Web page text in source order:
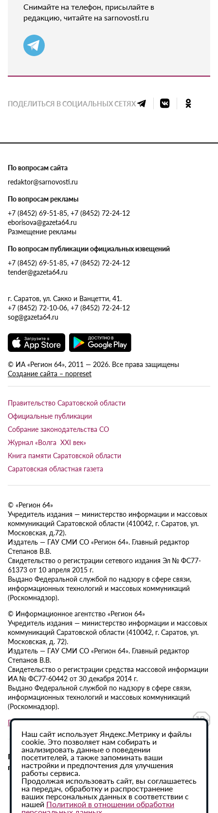
Снимайте на телефон, присылайте в
редакцию, читайте на sarnovosti.ru
ПОДЕЛИТЬСЯ В СОЦИАЛЬНЫХ СЕТЯХ
По вопросам сайта
redaktor@sarnovosti.ru
По вопросам рекламы
+7 (8452) 69-51-85, +7 (8452) 72-24-12
eborisova@gazeta64.ru
Размещение рекламы
По вопросам публикации официальных извещений
+7 (8452) 69-51-85, +7 (8452) 72-24-12
tender@gazeta64.ru
г. Саратов, ул. Сакко и Ванцетти, 41.
+7 (8452) 72-10-06, +7 (8452) 72-24-12
sog@gazeta64.ru
© ИА «Регион 64», 2011 — 2026. Все права защищены
Создание сайта – nopreset
Правительство Саратовской области
Официальные публикации
Собрание законодательства СО
Журнал «Волга XXI век»
Книга памяти Саратовской области
Саратовская областная газета
© «Регион 64»
Учредитель издания — министерство информации и массовых
коммуникаций Саратовской области (410042, г. Саратов, ул.
Московская, д.72).
Издатель — ГАУ СМИ СО «Регион 64». Главный редактор
Степанов В.В.
Свидетельство о регистрации сетевого издания Эл № ФС77-
61373 от 10 апреля 2015 г.
Выдано Федеральной службой по надзору в сфере связи,
информационных технологий и массовых коммуникаций
(Роскомнадзор).
© Информационное агентство «Регион 64»
Учредитель издания — министерство информации и массовых
коммуникаций Саратовской области (410042, г. Саратов, ул.
Московская, д. 72).
Издатель — ГАУ СМИ СО «Регион 64». Главный редактор
Степанов В.В.
Свидетельство о регистрации средства массовой информации
ИА № ФС77-60442 от 30 декабря 2014 г.
Выдано Федеральной службой по надзору в сфере связи,
информационных технологий и массовых коммуникаций
(Роскомнадзор).
Политика в отношении обработки персональных данных
При использовании материалов сайта активная
гиперссылка на ИА «Регион 64» обязательна.
Наш сайт использует Яндекс.Метрику и файлы
cookie. Это позволяет нам собирать и
анализировать данные о поведении
посетителей, а также запоминать ваши
настройки и предпочтения для улучшения
работы сервиса.
Продолжая использовать сайт, вы соглашаетесь
на передач, обработку и распространение
ваших персональных данных в соответствии с
нашей Политикой в отношении обработки